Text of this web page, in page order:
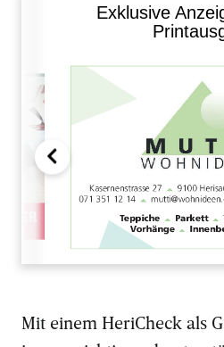
Exklusive
Mit einem HeriCheck als